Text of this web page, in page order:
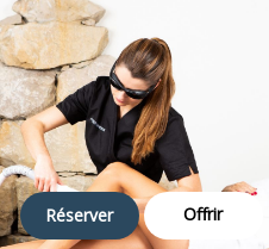
Réserver Offrir